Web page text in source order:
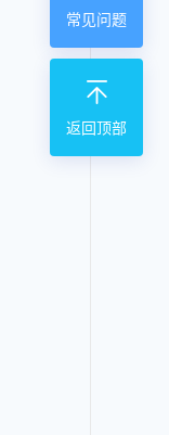
常见问题
返回顶部